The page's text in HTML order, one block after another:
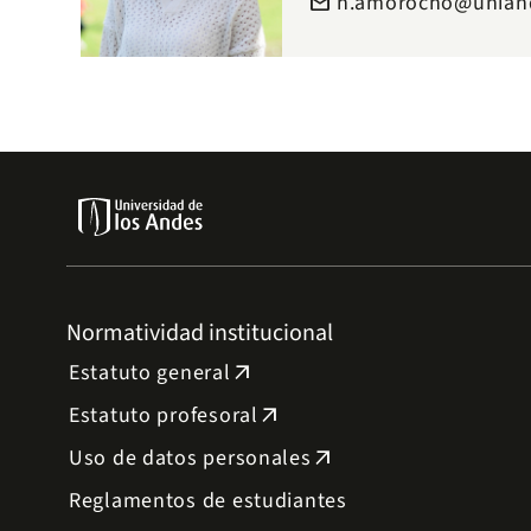
Normatividad institucional
Estatuto general arrow_outward
Estatuto profesoral arrow_outward
Uso de datos personales arrow_outward
Reglamentos de estudiantes